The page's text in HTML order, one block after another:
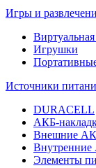
Игры и
Виртуальная
Игрушки
Источники
DURACELL
АКБ-
Внешние
Элементы